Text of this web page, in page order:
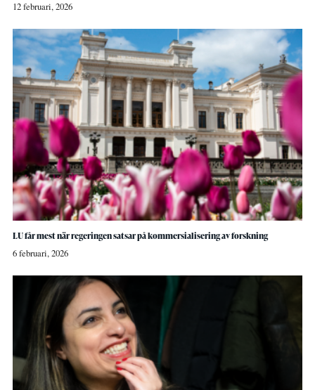
12 februari, 2026
LU får mest när regeringen satsar på kommersialisering av forskning
6 februari, 2026